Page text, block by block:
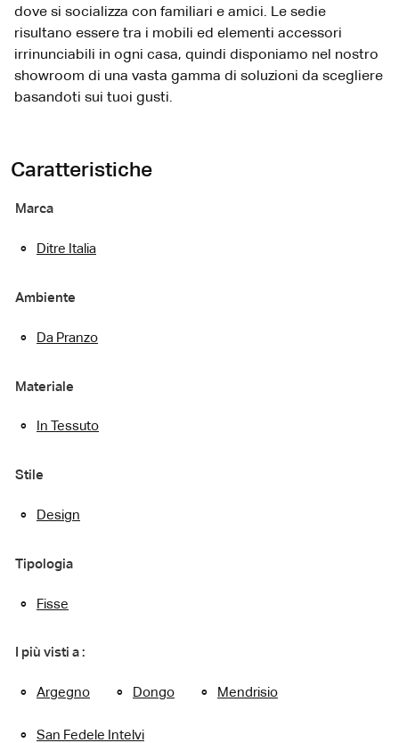
dove si socializza con familiari e amici. Le sedie
risultano essere tra i mobili ed elementi accessori
irrinunciabili in ogni casa, quindi disponiamo nel nostro
showroom di una vasta gamma di soluzioni da scegliere
basandoti sui tuoi gusti.
Caratteristiche
Marca
Ditre Italia
Ambiente
Da Pranzo
Materiale
In Tessuto
Stile
Design
Tipologia
Fisse
I più visti a :
Argegno Dongo Mendrisio
San Fedele Intelvi